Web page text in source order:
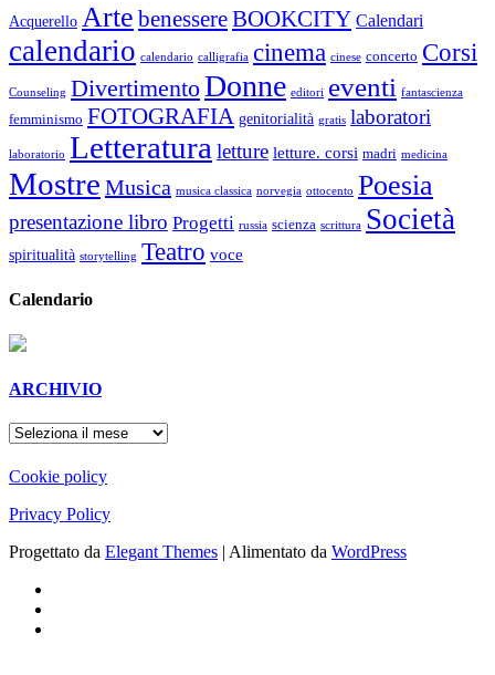
Acquerello Arte benessereBOOKCITY Calendari
calendario calendario calligrafia cinema cinese concerto Corsi
Counseling DivertimentoDonne editori eventi fantascienza
femminismo FOTOGRAFIA genitorialità gratis laboratori
laboratorio Letteratura letture letture. corsi madri medicina
Mostre Musica musica classica norvegia ottocento Poesia
presentazione libro Progetti russia scienza scrittura Società
spiritualità storytelling Teatro voce
Calendario
ARCHIVIO
ARCHIVIO
Cookie policy
Privacy Policy
Progettato da Elegant Themes | Alimentato da WordPress